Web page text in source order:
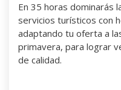
En 35 horas dominarás
servicios turísticos con
adaptando tu oferta a
primavera, para lograr
de calidad.